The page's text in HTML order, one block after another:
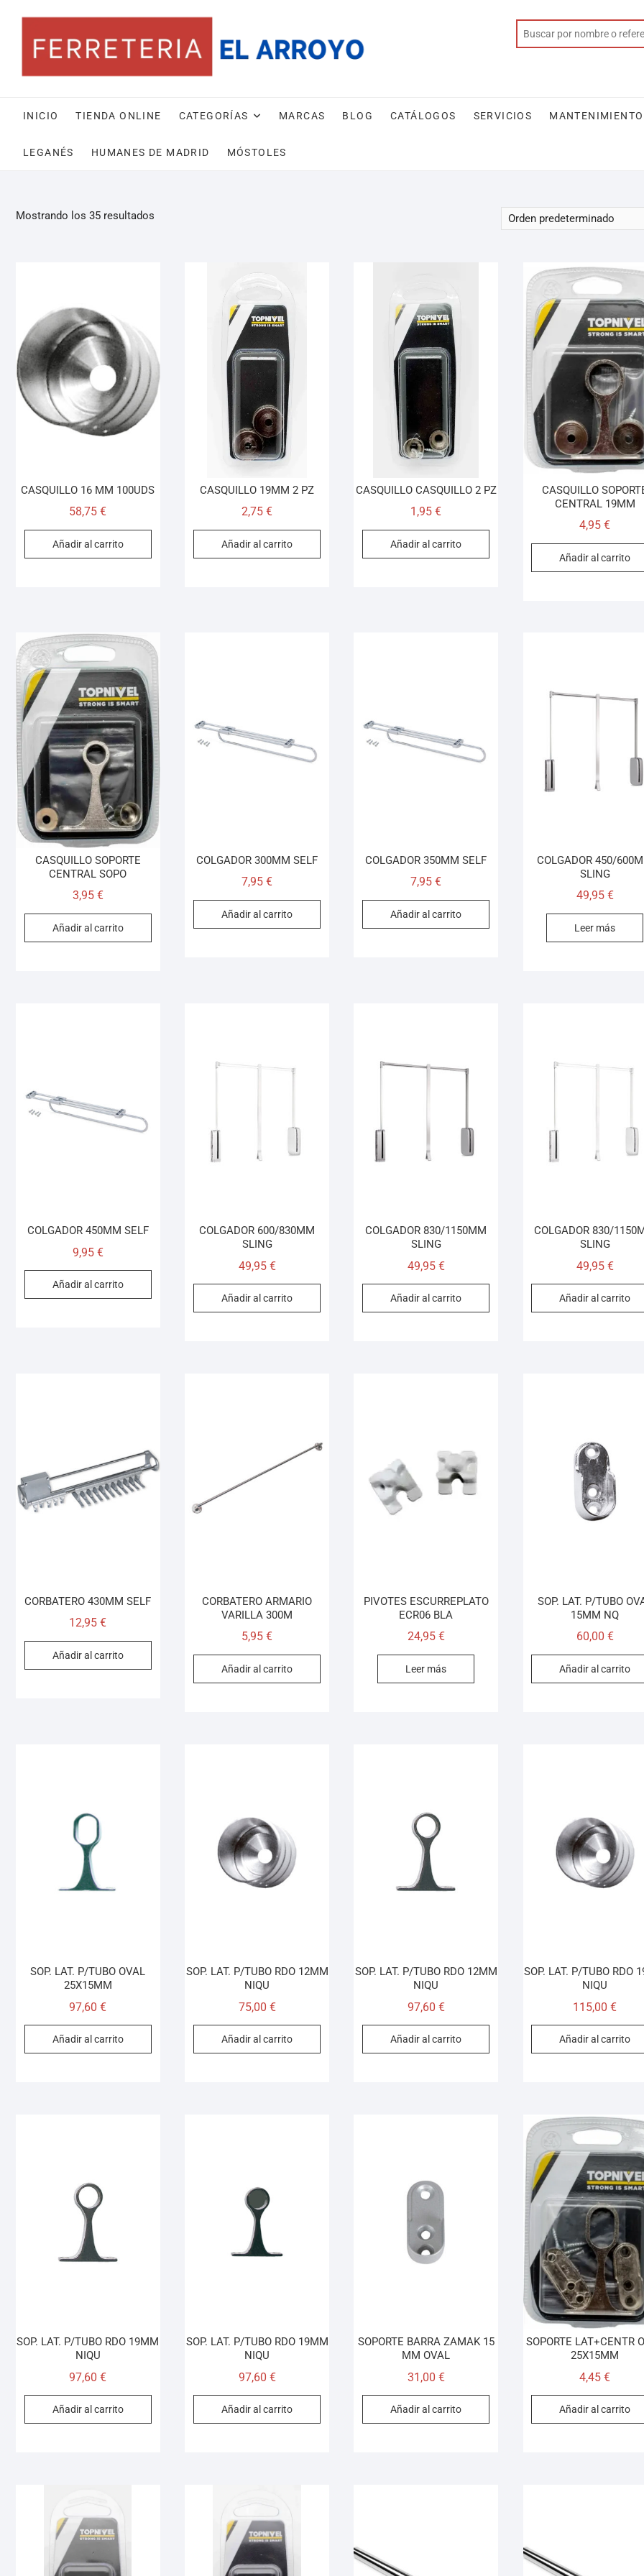
INICIO TIENDA ONLINE CATEGORÍAS MARCAS BLOG CATÁLOGOS SERVICIOS
LEGANÉS HUMANES DE MADRID MÓSTOLES
Mostrando los 35 resultados
CASQUILLO 16 MM 100UDS
58,75€
Añadir al carrito
CASQUILLO 19MM 2 PZ
2,75€
Añadir al carrito
CASQUILLO CASQUILLO 2 PZ
1,95€
Añadir al carrito
CASQUILLO
CENTRAL 19MM
4,95€
Añadir al carrito
CASQUILLO SOPORTE
CENTRAL SOPO
3,95 €
Añadir al carrito
COLGADOR 300MM SELF
7,95€
Añadir al carrito
COLGADOR 350MM SELF
7,95€
Añadir al carrito
COLGADOR 450/
SLING
49,95 €
Leer más
COLGADOR 450MM SELF
9,95 €
Añadir al carrito
COLGADOR 600/830MM
SLING
49,95 €
Añadir al carrito
COLGADOR 830/1150MM
SLING
49,95 €
Añadir al carrito
COLGADOR 830/
SLING
49,95 €
Añadir al carrito
CORBATERO 430MM SELF
12,95€
Añadir al carrito
CORBATERO ARMARIO
VARILLA 300M
5,95€
Añadir al carrito
PIVOTES ESCURREPLATO
ECR06 BLA
24,95 €
Leer más
SOP. LAT. P/TUBO
15MM NQ
60,00 €
Añadir al carrito
SOP. LAT. P/TUBO OVAL
25X15MM
97,60€
Añadir al carrito
SOP. LAT. P/TUBO RDO 12MM
NIQU
75,00 €
Añadir al carrito
SOP. LAT. P/TUBO RDO 12MM
NIQU
97,60 €
Añadir al carrito
SOP. LAT. P/TUBO RDO
NIQU
115,00€
Añadir al carrito
SOP. LAT. P/TUBO RDO 19MM
NIQU
97,60€
Añadir al carrito
SOP. LAT. P/TUBO RDO 19MM
NIQU
97,60 €
Añadir al carrito
SOPORTE BARRA ZAMAK 15
MM OVAL
31,00 €
Añadir al carrito
SOPORTE LAT+CENTR
25X15MM
4,45€
Añadir al carrito